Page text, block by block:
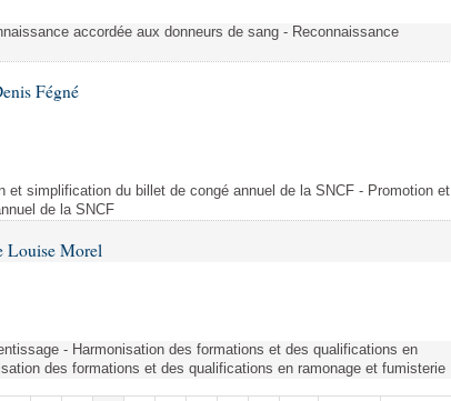
accordée aux donneurs de sang - Reconnaissance
Fégné
et simplification du billet de congé annuel de la SNCF - Promotion et
de la SNCF
Louise Morel
- Harmonisation des formations et des qualifications en
des formations et des qualifications en ramonage et fumisterie